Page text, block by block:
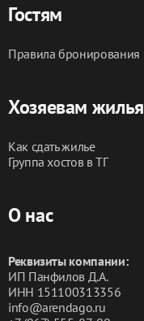
Гостям
Правила бронирования
Хозяевам жилья
Как сдать жилье
Группа хостов в ТГ
О нас
Реквизиты компании:
ИП Панфилов Д.А.
ИНН 151100313356
info@arendago.ru